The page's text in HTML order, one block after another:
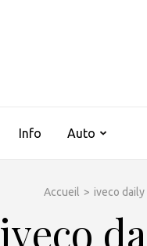
Info Auto
Accueil > iveco daily
iveco